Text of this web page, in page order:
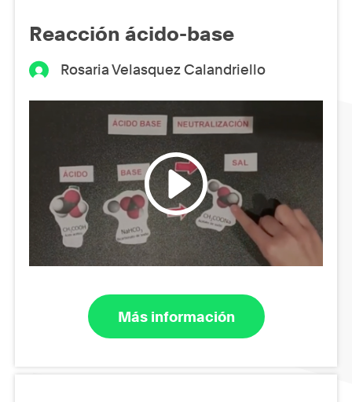
Reacción ácido-base
Rosaria Velasquez Calandriello
Más información